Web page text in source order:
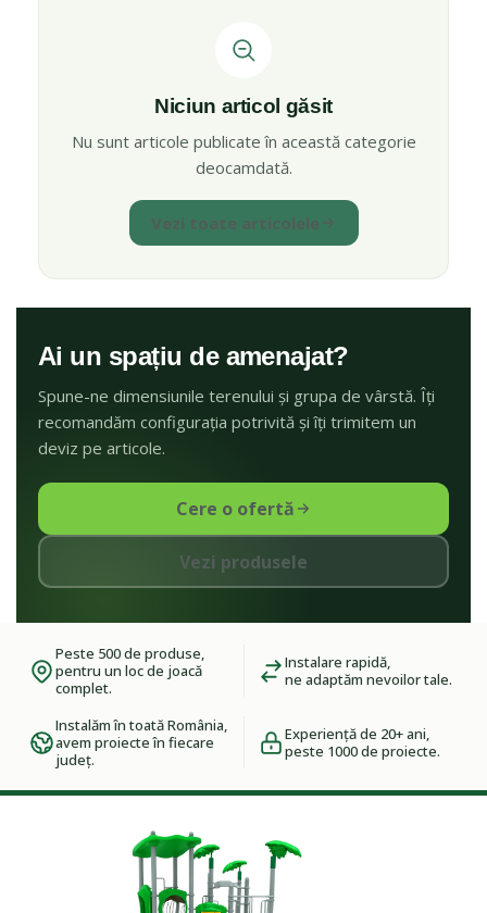
Niciun articol găsit
Nu sunt articole publicate în această categorie
deocamdată.
Vezi toate articolele
Ai un spațiu de amenajat?
Spune-ne dimensiunile terenului și grupa de vârstă. Îți
recomandăm configurația potrivită și îți trimitem un
deviz pe articole.
Cere o ofertă
Vezi produsele
Peste 500 de produse,
pentru un loc de joacă
complet.
Instalare rapidă,
ne adaptăm nevoilor tale.
Instalăm în toată România,
avem proiecte în fiecare
județ.
Experiență de 20+ ani,
peste 1000 de proiecte.